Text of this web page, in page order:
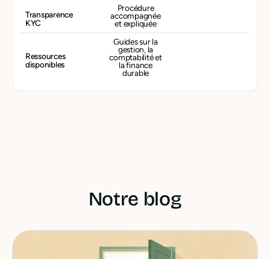
Transparence
KYC
Procédure
accompagnée
et expliquée
Ressources
disponibles
Guides sur la
gestion, la
comptabilité et
la finance
durable
Notre blog